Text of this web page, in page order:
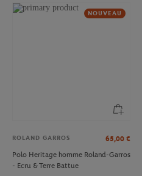
NOUVEAU
ROLAND GARROS 65,00 €
Polo Heritage homme Roland-Garros
- Ecru & Terre Battue